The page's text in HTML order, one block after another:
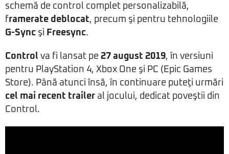
schemă de control complet personalizabilă,
framerate deblocat, precum şi pentru tehnologiile
G-Sync şi Freesync.
Control va fi lansat pe 27 august 2019, în versiuni
pentru PlayStation 4, Xbox One şi PC (Epic Games
Store). Până atunci însă, în continuare puteţi urmări
cel mai recent trailer al jocului, dedicat poveştii din
Control.